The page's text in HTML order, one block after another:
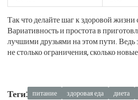
Так что делайте шаг к здоровой жизни
Вариативность и простота в
лучшими друзьями на этом пути. Ведь
не столько ограничения, сколько
Теги: питание здоровая еда диета